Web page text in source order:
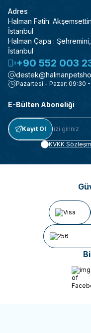
Adres
Halman Fatih:
İstanbul
Halman Çapa :
İstanbul
+90 552 003
Pazartesi - Pazar: 09:30 -
E-Bülten Aboneliği
Kayıt Ol
KVKK